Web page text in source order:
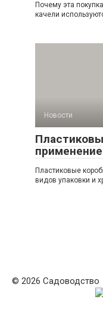
Почему эта
качели
Новости
Пластиковые
видов упаковки и
© 2026 Садоводство